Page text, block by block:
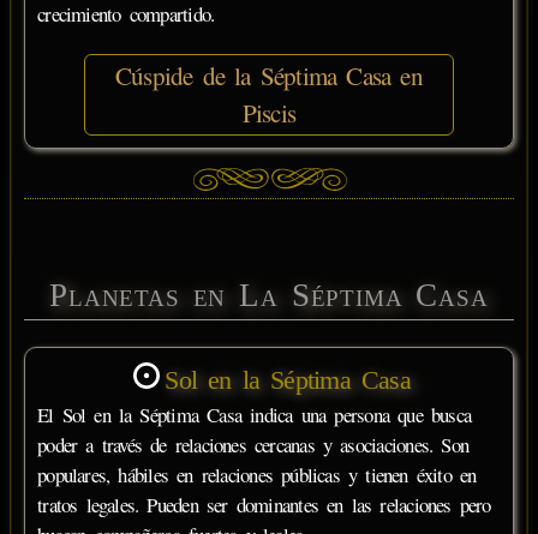
crecimiento compartido.
Cúspide de la Séptima Casa en
Piscis
Planetas en La Séptima Casa
Sol en la Séptima Casa
El Sol en la Séptima Casa indica una persona que busca
poder a través de relaciones cercanas y asociaciones. Son
populares, hábiles en relaciones públicas y tienen éxito en
tratos legales. Pueden ser dominantes en las relaciones pero